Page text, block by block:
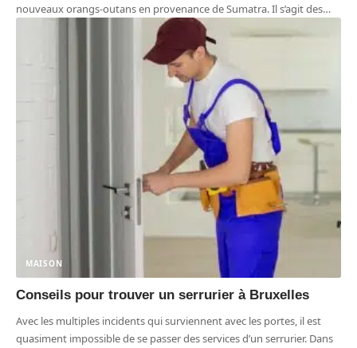
nouveaux orangs-outans en provenance de Sumatra. Il s’agit des…
MAISON
Conseils pour trouver un serrurier à Bruxelles
Avec les multiples incidents qui surviennent avec les portes, il est
quasiment impossible de se passer des services d’un serrurier. Dans